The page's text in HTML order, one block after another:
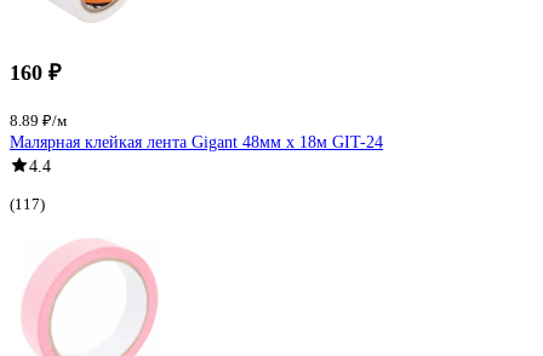
160 ₽
8.89 ₽/м
Малярная клейкая лента Gigant 48мм x 18м GIT-24
4.4
(117)